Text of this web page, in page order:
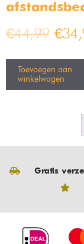
€44,99 €
Toevoegen aan
winkelwagen
Gratis